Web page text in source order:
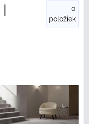
0
položiek